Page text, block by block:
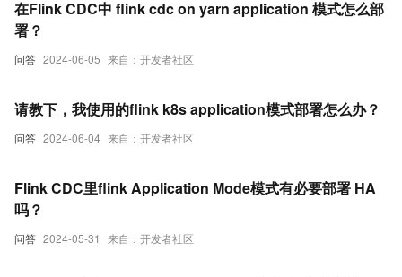
问答 2024-06-05 来自：开发者社区
在Flink CDC中 flink cdc on yarn application 模式怎么部
署？
问答 2024-06-04 来自：开发者社区
请教下，我使用的flink k8s application模式部署怎么办？
问答 2024-05-31 来自：开发者社区
Flink CDC里flink Application Mode模式有必要部署 HA
吗？